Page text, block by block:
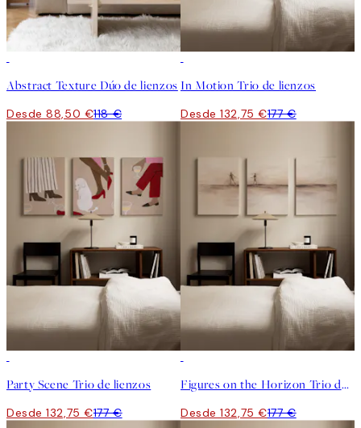
Abstract Texture Dúo de lienzos
Desde 88,50 €118 €
In Motion Trio de lienzos
Desde 132,75 €177 €
Party Scene Trio de lienzos
Desde 132,75 €177 €
Figures on the Horizon Trio de lienzos
Desde 132,75 €177 €